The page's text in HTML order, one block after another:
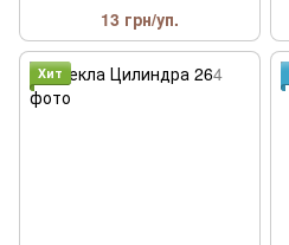
13 грн/уп.
Хит